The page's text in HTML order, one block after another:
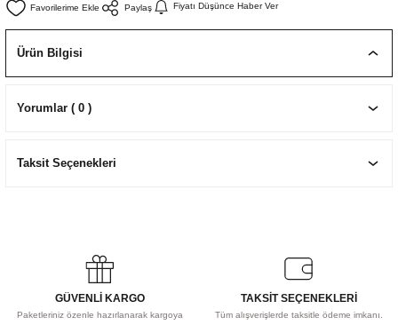
ÇİZİM SETLERİ
Paylaş Fiyatı Düşünce Haber Ver
Ürün Bilgisi
Yorumlar ( 0 )
Taksit Seçenekleri
GÜVENLİ KARGO
Paketleriniz özenle hazırlanarak kargoya
TAKSİT SEÇENEKLERİ
Tüm alışverişlerde taksitle ödeme imkanı.